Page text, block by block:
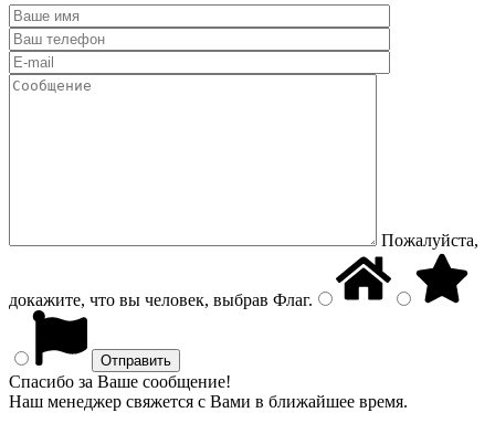
Пожалуйста,
докажите, что вы человек, выбрав Флаг.
Спасибо за Ваше сообщение!
Наш менеджер свяжется с Вами в ближайшее время.